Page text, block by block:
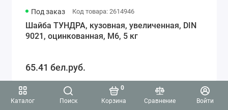
Каталог Поиск Корзина
0
Сравнение
Войти
Под заказ Код товара: 2614946
Шайба ТУНДРА, кузовная, увеличенная, DIN
9021, оцинкованная, М6, 5 кг
65.41 бел.руб.
5.0